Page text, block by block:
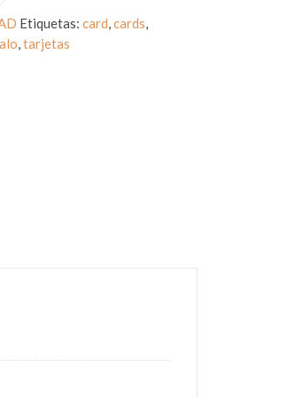
Etiquetas:card,cards,
,tarjetas